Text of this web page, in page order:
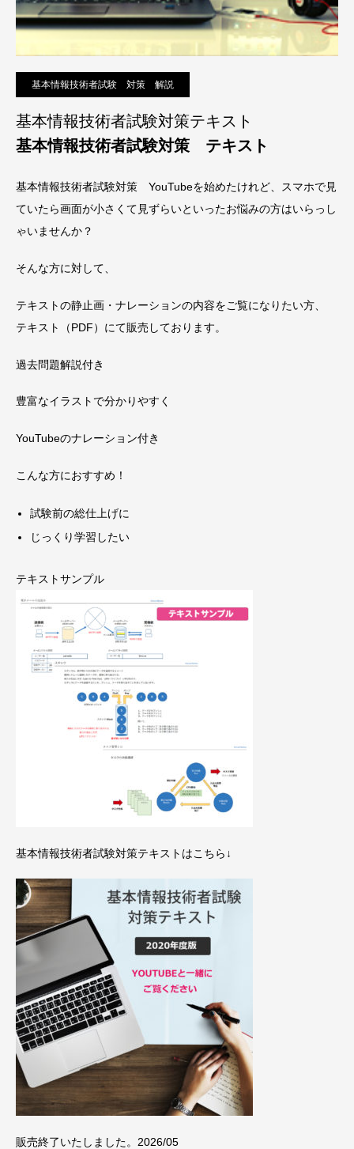
基本情報技術者試験 対策 解説
基本情報技術者試験対策テキスト
基本情報技術者試験対策 テキスト
基本情報技術者試験対策 YouTubeを始めたけれど、スマホで見
ていたら画面が小さくて見ずらいといったお悩みの方はいらっし
ゃいませんか？
そんな方に対して、
テキストの静止画・ナレーションの内容をご覧になりたい方、
テキスト（PDF）にて販売しております。
過去問題解説付き
豊富なイラストで分かりやすく
YouTubeのナレーション付き
こんな方におすすめ！
試験前の総仕上げに
じっくり学習したい
テキストサンプル
基本情報技術者試験対策テキストはこちら↓
販売終了いたしました。2026/05